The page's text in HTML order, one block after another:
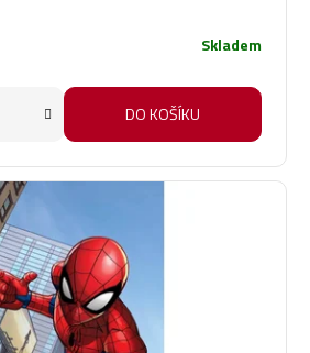
Skladem
DO KOŠÍKU